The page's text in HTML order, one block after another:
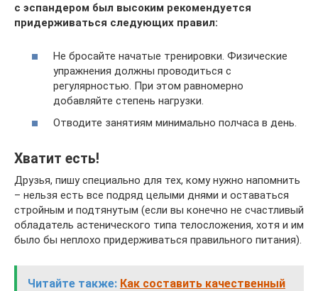
с эспандером был высоким рекомендуется
придерживаться следующих правил:
Не бросайте начатые тренировки. Физические
упражнения должны проводиться с
регулярностью. При этом равномерно
добавляйте степень нагрузки.
Отводите занятиям минимально полчаса в день.
Хватит есть!
Друзья, пишу специально для тех, кому нужно напомнить
– нельзя есть все подряд целыми днями и оставаться
стройным и подтянутым (если вы конечно не счастливый
обладатель астенического типа телосложения, хотя и им
было бы неплохо придерживаться правильного питания).
Читайте также: Как составить качественный